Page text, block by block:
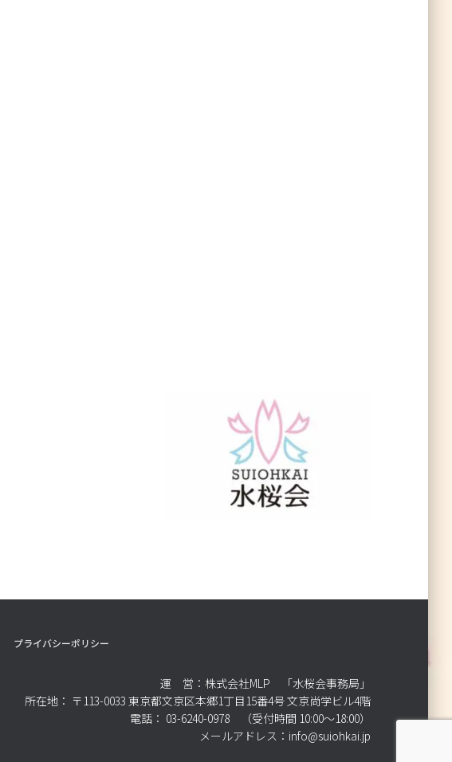
プライバシーポリシー
運 営：株式会社MLP 「水桜会事務局」
所在地： 〒113-0033 東京都文京区本郷1丁目15番4号 文京尚学ビル4階
電話： 03-6240-0978 （受付時間 10:00～18:00）
メールアドレス：info@suiohkai.jp